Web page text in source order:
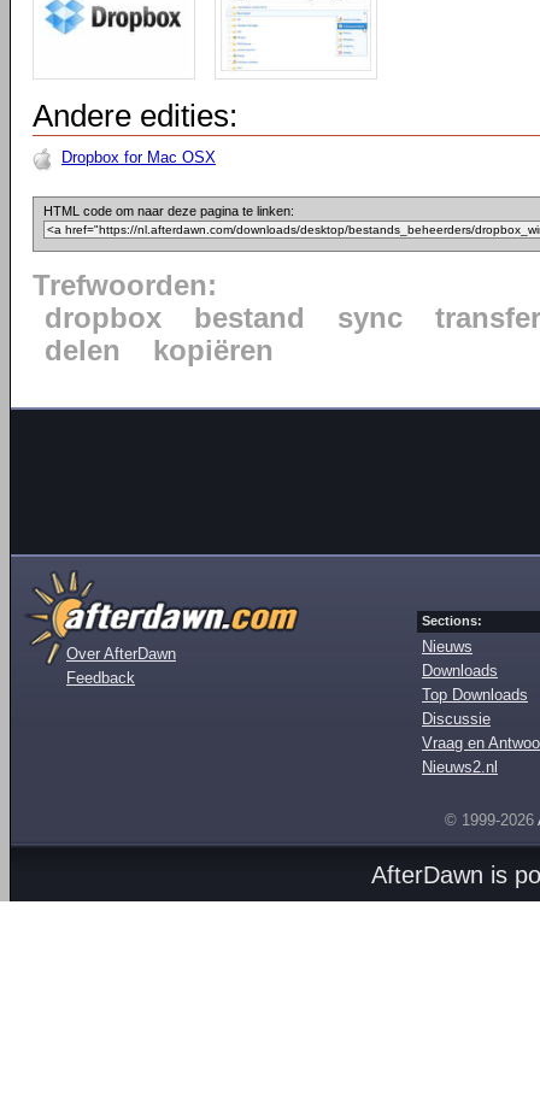
Andere edities:
Dropbox for Mac OSX
HTML code om naar deze pagina te linken:
Trefwoorden:
dropbox
bestand sync
transfer
delen
kopiëren
Over AfterDawn
Feedback
Sections:
Nieuws
Downloads
Top Downloads
Discussie
Vraag en
Nieuws2.nl
© 1999-2026
AfterDawn is